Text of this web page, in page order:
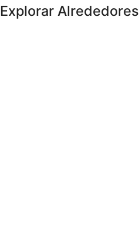
Explorar Alrededores